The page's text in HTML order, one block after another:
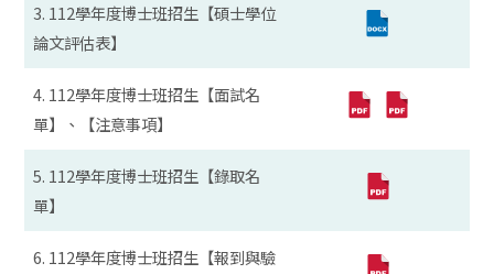
3. 112學年度博士班招生【碩士學位
論文評估表】
4. 112學年度博士班招生【面試名
單】、【注意事項】
5. 112學年度博士班招生【錄取名
單】
6. 112學年度博士班招生【報到與驗